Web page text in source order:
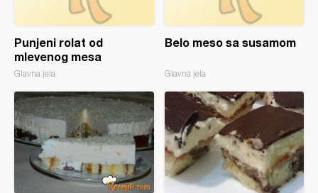
Punjeni rolat od
mlevenog mesa
Glavna jela
Belo meso sa susamom
Glavna jela